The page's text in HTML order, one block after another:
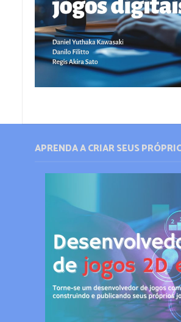
APRENDA A CRIAR SEUS